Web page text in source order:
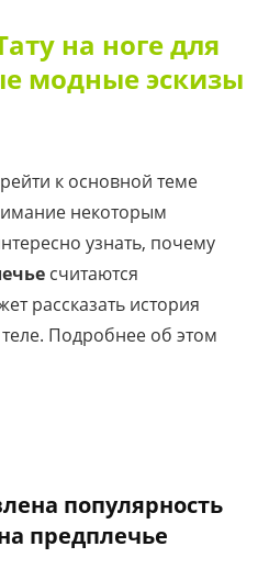
на ноге для
модные эскизы
к основной теме
некоторым
узнать, почему
считаются
рассказать история
Подробнее об этом
популярность
предплечье